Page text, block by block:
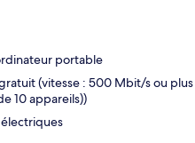
portable
(vitesse : 500 Mbit/s ou plus
10 appareils))